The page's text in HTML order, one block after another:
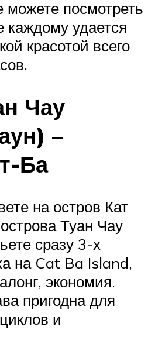
можете посмотреть
каждому удается
красотой всего
Чау
–
Ба
на остров Кат
Туан Чау
сразу 3-х
на Cat Ba Island,
экономия.
пригодна для
и